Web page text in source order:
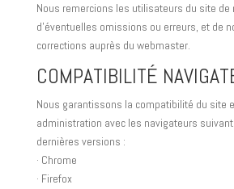
Nous remercions les utilisateurs du site de
d’éventuelles omissions ou erreurs, et de
corrections auprès du webmaster.
COMPATIBILITÉ
Nous garantissons la compatibilité du site
administration avec les navigateurs
dernières versions :
· Chrome
· Firefox